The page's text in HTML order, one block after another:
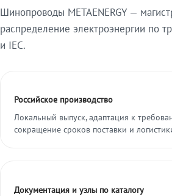
Шинопроводы METAENERGY —
распределение электроэнергии по
и IEC.
Российское производство
Локальный выпуск, адаптация к
сокращение сроков поставки и
Документация и узлы по каталогу